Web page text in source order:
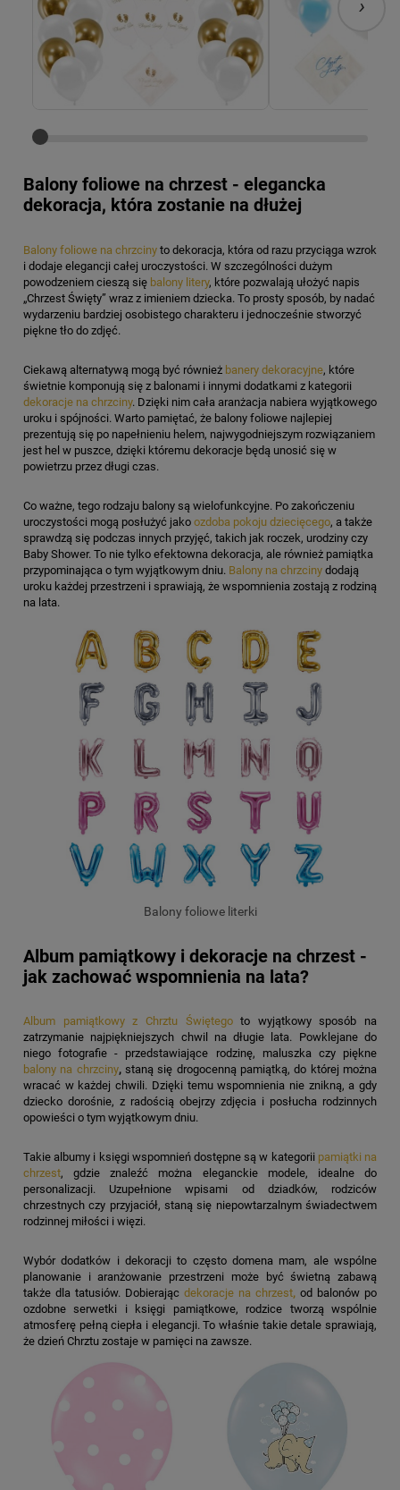
›
Balony foliowe na chrzest - elegancka
dekoracja, która zostanie na dłużej
Balony foliowe na chrzciny to dekoracja, która od razu przyciąga wzrok
i dodaje elegancji całej uroczystości. W szczególności dużym
powodzeniem cieszą się balony litery, które pozwalają ułożyć napis
„Chrzest Święty” wraz z imieniem dziecka. To prosty sposób, by nadać
wydarzeniu bardziej osobistego charakteru i jednocześnie stworzyć
piękne tło do zdjęć.
Ciekawą alternatywą mogą być również banery dekoracyjne, które
świetnie komponują się z balonami i innymi dodatkami z kategorii
dekoracje na chrzciny. Dzięki nim cała aranżacja nabiera wyjątkowego
uroku i spójności. Warto pamiętać, że balony foliowe najlepiej
prezentują się po napełnieniu helem, najwygodniejszym rozwiązaniem
jest hel w puszce, dzięki któremu dekoracje będą unosić się w
powietrzu przez długi czas.
Co ważne, tego rodzaju balony są wielofunkcyjne. Po zakończeniu
uroczystości mogą posłużyć jako ozdoba pokoju dziecięcego, a także
sprawdzą się podczas innych przyjęć, takich jak roczek, urodziny czy
Baby Shower. To nie tylko efektowna dekoracja, ale również pamiątka
przypominająca o tym wyjątkowym dniu. Balony na chrzciny dodają
uroku każdej przestrzeni i sprawiają, że wspomnienia zostają z rodziną
na lata.
Balony foliowe literki
Album pamiątkowy i dekoracje na chrzest -
jak zachować wspomnienia na lata?
Album pamiątkowy z Chrztu Świętegoto wyjątkowy sposób na
zatrzymanie najpiękniejszych chwil na długie lata. Powklejane do
niego fotografie - przedstawiające rodzinę, maluszka czy piękne
balony na chrzciny,staną się drogocenną pamiątką, do której można
wracać w każdej chwili. Dzięki temu wspomnienia nie znikną, a gdy
dziecko dorośnie, z radością obejrzy zdjęcia i posłucha rodzinnych
opowieści o tym wyjątkowym dniu.
Takie albumy i księgi wspomnień dostępne są w kategorii pamiątki na
chrzest, gdzie znaleźć można eleganckie modele, idealne do
personalizacji. Uzupełnione wpisami od dziadków, rodziców
chrzestnych czy przyjaciół, staną się niepowtarzalnym świadectwem
rodzinnej miłości i więzi.
Wybór dodatków i dekoracji to często domena mam, ale wspólne
planowanie i aranżowanie przestrzeni może być świetną zabawą
także dla tatusiów. Dobierając dekoracje na chrzest, od balonów po
ozdobne serwetki i księgi pamiątkowe, rodzice tworzą wspólnie
atmosferę pełną ciepła i elegancji. To właśnie takie detale sprawiają,
że dzień Chrztu zostaje w pamięci na zawsze.